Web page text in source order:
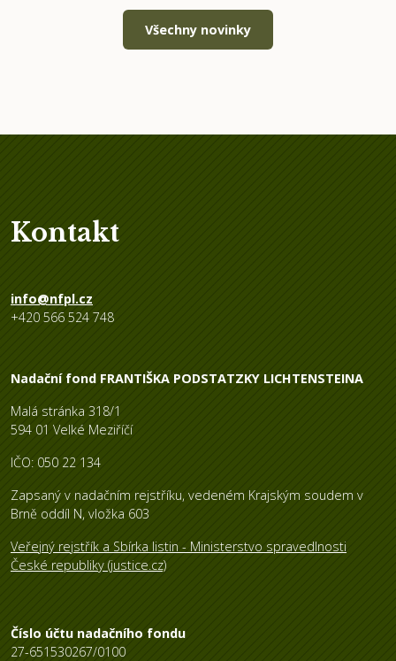
Všechny novinky
Kontakt
info@nfpl.cz
+420 566 524 748
Nadační fond FRANTIŠKA PODSTATZKY LICHTENSTEINA
Malá stránka 318/1
594 01 Velké Meziříčí
IČO: 050 22 134
Zapsaný v nadačním rejstříku, vedeném Krajským soudem v
Brně oddíl N, vložka 603
Veřejný rejstřík a Sbírka listin - Ministerstvo spravedlnosti
České republiky (justice.cz)
Číslo účtu nadačního fondu
27-651530267/0100